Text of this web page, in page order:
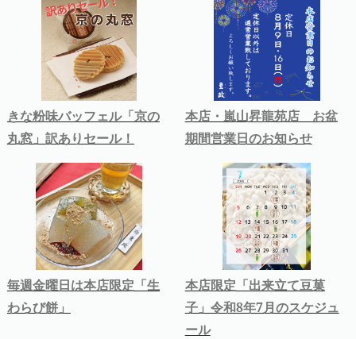
きな粉味バッフェル「京の
丸窓」訳ありセール！
本店・嵐山昇龍苑店 お盆
期間営業日のお知らせ
毎週金曜日は本店限定「生
わらび餅」
本店限定「出来立て豆菓
子」令和8年7月のスケジュ
ール